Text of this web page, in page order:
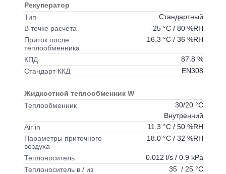
Рекуператор
Тип
Стандартный
В точке расчета
-25 °C / 80 %RH
Приток после
теплообменника
16.3 °C / 36 %RH
КПД
87.8 %
Стандарт ККД
EN308
Жидкостной теплообменник W
Теплообменник
30/20 °C
Внутренний
Air in
11.3 °C / 50 %RH
Параметры приточного
воздуха
18.0 °C / 32 %RH
Теплоноситель
0.012 l/s / 0.9 kPa
Теплоноситель в / из
35 / 25 °C